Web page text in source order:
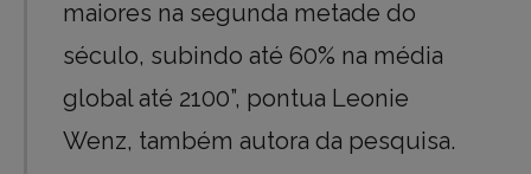
maiores na segunda metade do
século, subindo até 60% na média
global até 2100”, pontua Leonie
Wenz, também autora da pesquisa.